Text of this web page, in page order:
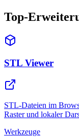
Top-
STL Viewer
STL-Dateien im
Raster und lokaler
Werkzeuge